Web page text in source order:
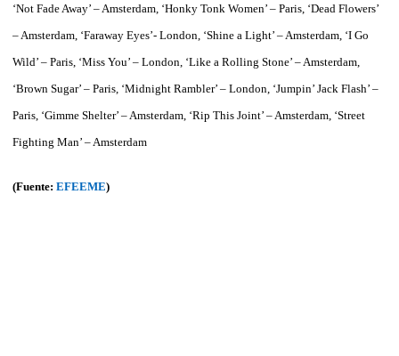
‘Not Fade Away’ – Amsterdam, ‘Honky Tonk Women’ – Paris, ‘Dead Flowers’
– Amsterdam, ‘Faraway Eyes’- London, ‘Shine a Light’ – Amsterdam, ‘I Go
Wild’ – Paris, ‘Miss You’ – London, ‘Like a Rolling Stone’ – Amsterdam,
‘Brown Sugar’ – Paris, ‘Midnight Rambler’ – London, ‘Jumpin’ Jack Flash’ –
Paris, ‘Gimme Shelter’ – Amsterdam, ‘Rip This Joint’ – Amsterdam, ‘Street
Fighting Man’ – Amsterdam
(Fuente: EFEEME)